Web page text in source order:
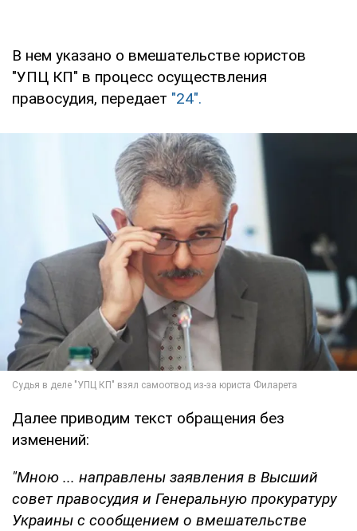
В нем указано о вмешательстве юристов
"УПЦ КП" в процесс осуществления
правосудия, передает "24".
Далее приводим текст обращения без
изменений:
"Мною ... направлены заявления в Высший
совет правосудия и Генеральную прокуратуру
Украины с сообщением о вмешательстве